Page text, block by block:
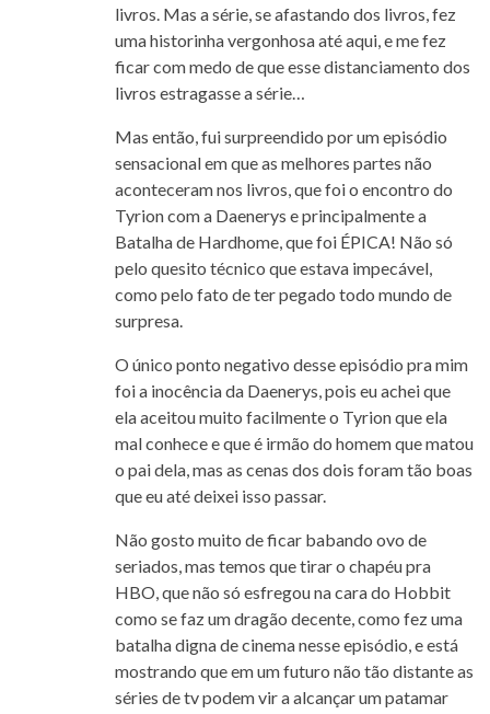
livros. Mas a série, se afastando dos livros, fez
uma historinha vergonhosa até aqui, e me fez
ficar com medo de que esse distanciamento dos
livros estragasse a série…
Mas então, fui surpreendido por um episódio
sensacional em que as melhores partes não
aconteceram nos livros, que foi o encontro do
Tyrion com a Daenerys e principalmente a
Batalha de Hardhome, que foi ÉPICA! Não só
pelo quesito técnico que estava impecável,
como pelo fato de ter pegado todo mundo de
surpresa.
O único ponto negativo desse episódio pra mim
foi a inocência da Daenerys, pois eu achei que
ela aceitou muito facilmente o Tyrion que ela
mal conhece e que é irmão do homem que matou
o pai dela, mas as cenas dos dois foram tão boas
que eu até deixei isso passar.
Não gosto muito de ficar babando ovo de
seriados, mas temos que tirar o chapéu pra
HBO, que não só esfregou na cara do Hobbit
como se faz um dragão decente, como fez uma
batalha digna de cinema nesse episódio, e está
mostrando que em um futuro não tão distante as
séries de tv podem vir a alcançar um patamar